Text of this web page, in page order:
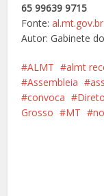
65 99639 9715
Fonte:al.mt.gov.br
Autor: Gabinete
ALMT almt
Assembleia
convoca
Grosso
MT